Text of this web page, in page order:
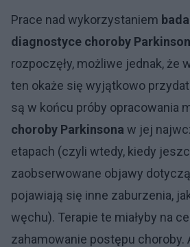
Prace nad wykorzystaniem
diagnostyce choroby
rozpoczęły, możliwe jednak, że
ten okaże się wyjątkowo
są w końcu próby opracowania
choroby Parkinsona w jej
etapach (czyli wtedy, kiedy
zaobserwowane objawy
pojawiają się inne zaburzenia,
węchu). Terapie te miałyby na
zahamowanie postępu choroby.